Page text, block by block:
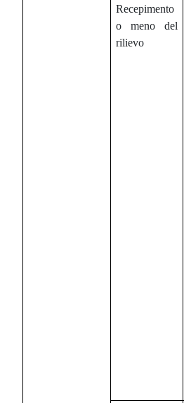
Recepimento
o meno del
rilievo